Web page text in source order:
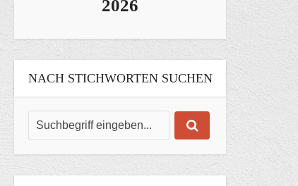
2026
NACH STICHWORTEN SUCHEN